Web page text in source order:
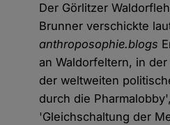
Der Görlitzer
Brunner verschickte
anthroposophie.blogs
an Waldorfeltern, in
der weltweiten
durch die
'Gleichschaltung der